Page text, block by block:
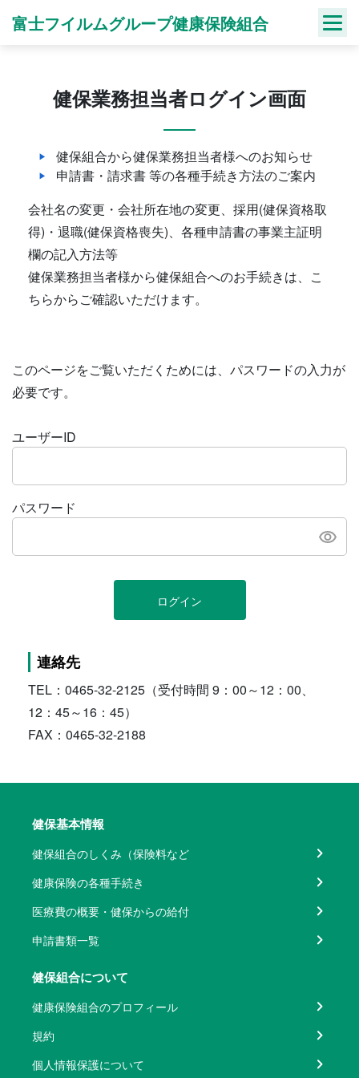
富士フイルムグループ健康保険組合
健保業務担当者ログイン画面
健保組合から健保業務担当者様へのお知らせ
申請書・請求書 等の各種手続き方法のご案内
会社名の変更・会社所在地の変更、採用(健保資格取
得)・退職(健保資格喪失)、各種申請書の事業主証明
欄の記入方法等
健保業務担当者様から健保組合へのお手続きは、こ
ちらからご確認いただけます。
このページをご覧いただくためには、パスワードの入力が
必要です。
ユーザーID
パスワード
ログイン
連絡先
TEL：0465-32-2125（受付時間 9：00～12：00、
12：45～16：45）
FAX：0465-32-2188
健保基本情報
健保組合のしくみ（保険料など
健康保険の各種手続き
医療費の概要・健保からの給付
申請書類一覧
健保組合について
健康保険組合のプロフィール
規約
個人情報保護について